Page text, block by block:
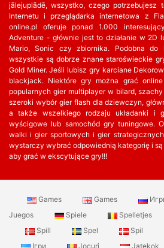
jālejuplādē, wszystko, czego potrzebujesz
Internetu i przeglądarka internetowa z
online.pl oferuje ponad 1.000
Adventure - głównie jest to działanie w 2D
Mario, Sonic czy zbiornika. Podobna do
wszystkie są dobrze znane staroświeckie
Gold Miner. Jeśli lubisz gry karciane
blackjack. Niektóre gry można grać
popularnych gier multiplayer w bilard,
szeroki wybór gier flash dla dziewczyn,
a także wszelkiego rodzaju układanki i
wyścigowe lub samochód gry tuningowe.
walki i gier sportowych i gier
wystarczy wybrać odpowiednią kategorię i
aby grać w ekscytujące gry!!!
Games Games
Juegos
Spiele Spelletjes
Spill
Spel Spil
Ігри
Jocuri Jatekok